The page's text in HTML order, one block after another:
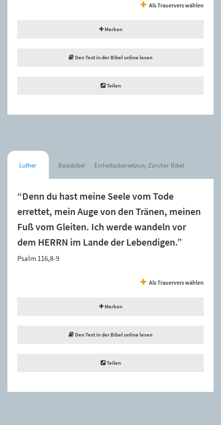
Als Trauervers wählen
Merken
Den Text in der Bibel online lesen
Teilen
Luther Basisbibel Einheitsübersetzung Zürcher Bibel
“Denn du hast meine Seele vom Tode
errettet, mein Auge von den Tränen, meinen
Fuß vom Gleiten. Ich werde wandeln vor
dem HERRN im Lande der Lebendigen.”
Psalm 116,8-9
Als Trauervers wählen
Merken
Den Text in der Bibel online lesen
Teilen